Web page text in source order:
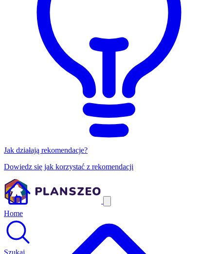
Jak działają rekomendacje?
Dowiedz się jak korzystać z rekomendacji
Home
Szukaj